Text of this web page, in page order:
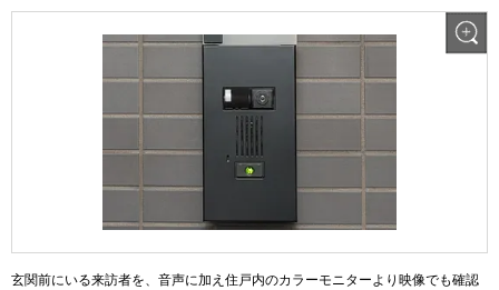
玄関前にいる来訪者を、音声に加え住戸内のカラーモニターより映像でも確認